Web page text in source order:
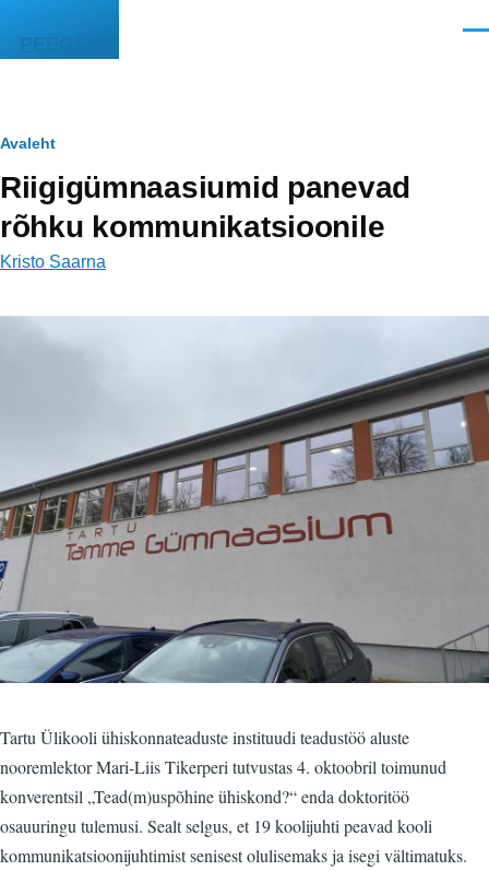
PEEGEL
Leivapuru
Avaleht
Riigigümnaasiumid panevad
rõhku kommunikatsioonile
Kristo Saarna
Tartu Ülikooli ühiskonnateaduste instituudi teadustöö aluste
nooremlektor Mari-Liis Tikerperi tutvustas 4. oktoobril toimunud
konverentsil „Tead(m)uspõhine ühiskond?“ enda doktoritöö
osauuringu tulemusi. Sealt selgus, et 19 koolijuhti peavad kooli
kommunikatsioonijuhtimist senisest olulisemaks ja isegi vältimatuks.